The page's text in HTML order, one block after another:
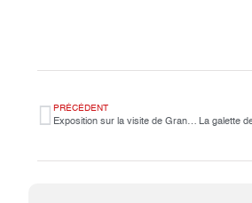
PRÉCÉDENT
Exposition sur la visite de Grand-Bassam par les classes de CM2 à la BCD